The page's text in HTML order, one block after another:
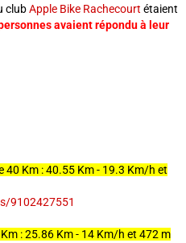
clubApple Bike Rachecourt étaient
avaient répondu à leur
40 Km : 40.55 Km - 19.3 Km/h et
9102427551
: 25.86 Km - 14 Km/h et 472 m